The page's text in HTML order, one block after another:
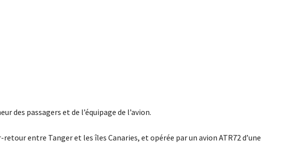
des passagers et de l’équipage de l’avion.
entre Tanger et les îles Canaries, et opérée par un avion ATR72 d’une